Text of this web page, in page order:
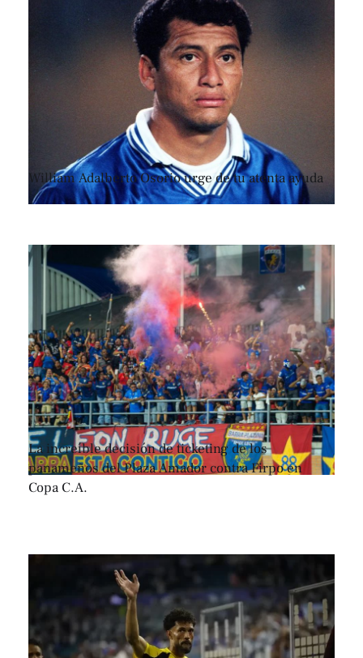
William Adalberto Osorio urge de tu atenta ayuda
La increíble decisión de ticketing de los
panameños del Plaza Amador contra Firpo en
Copa C.A.